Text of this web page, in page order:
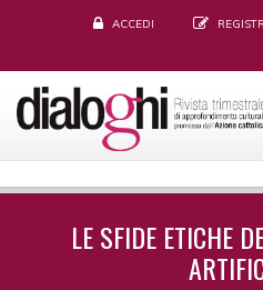
ACCEDI
LE SFIDE ETICHE